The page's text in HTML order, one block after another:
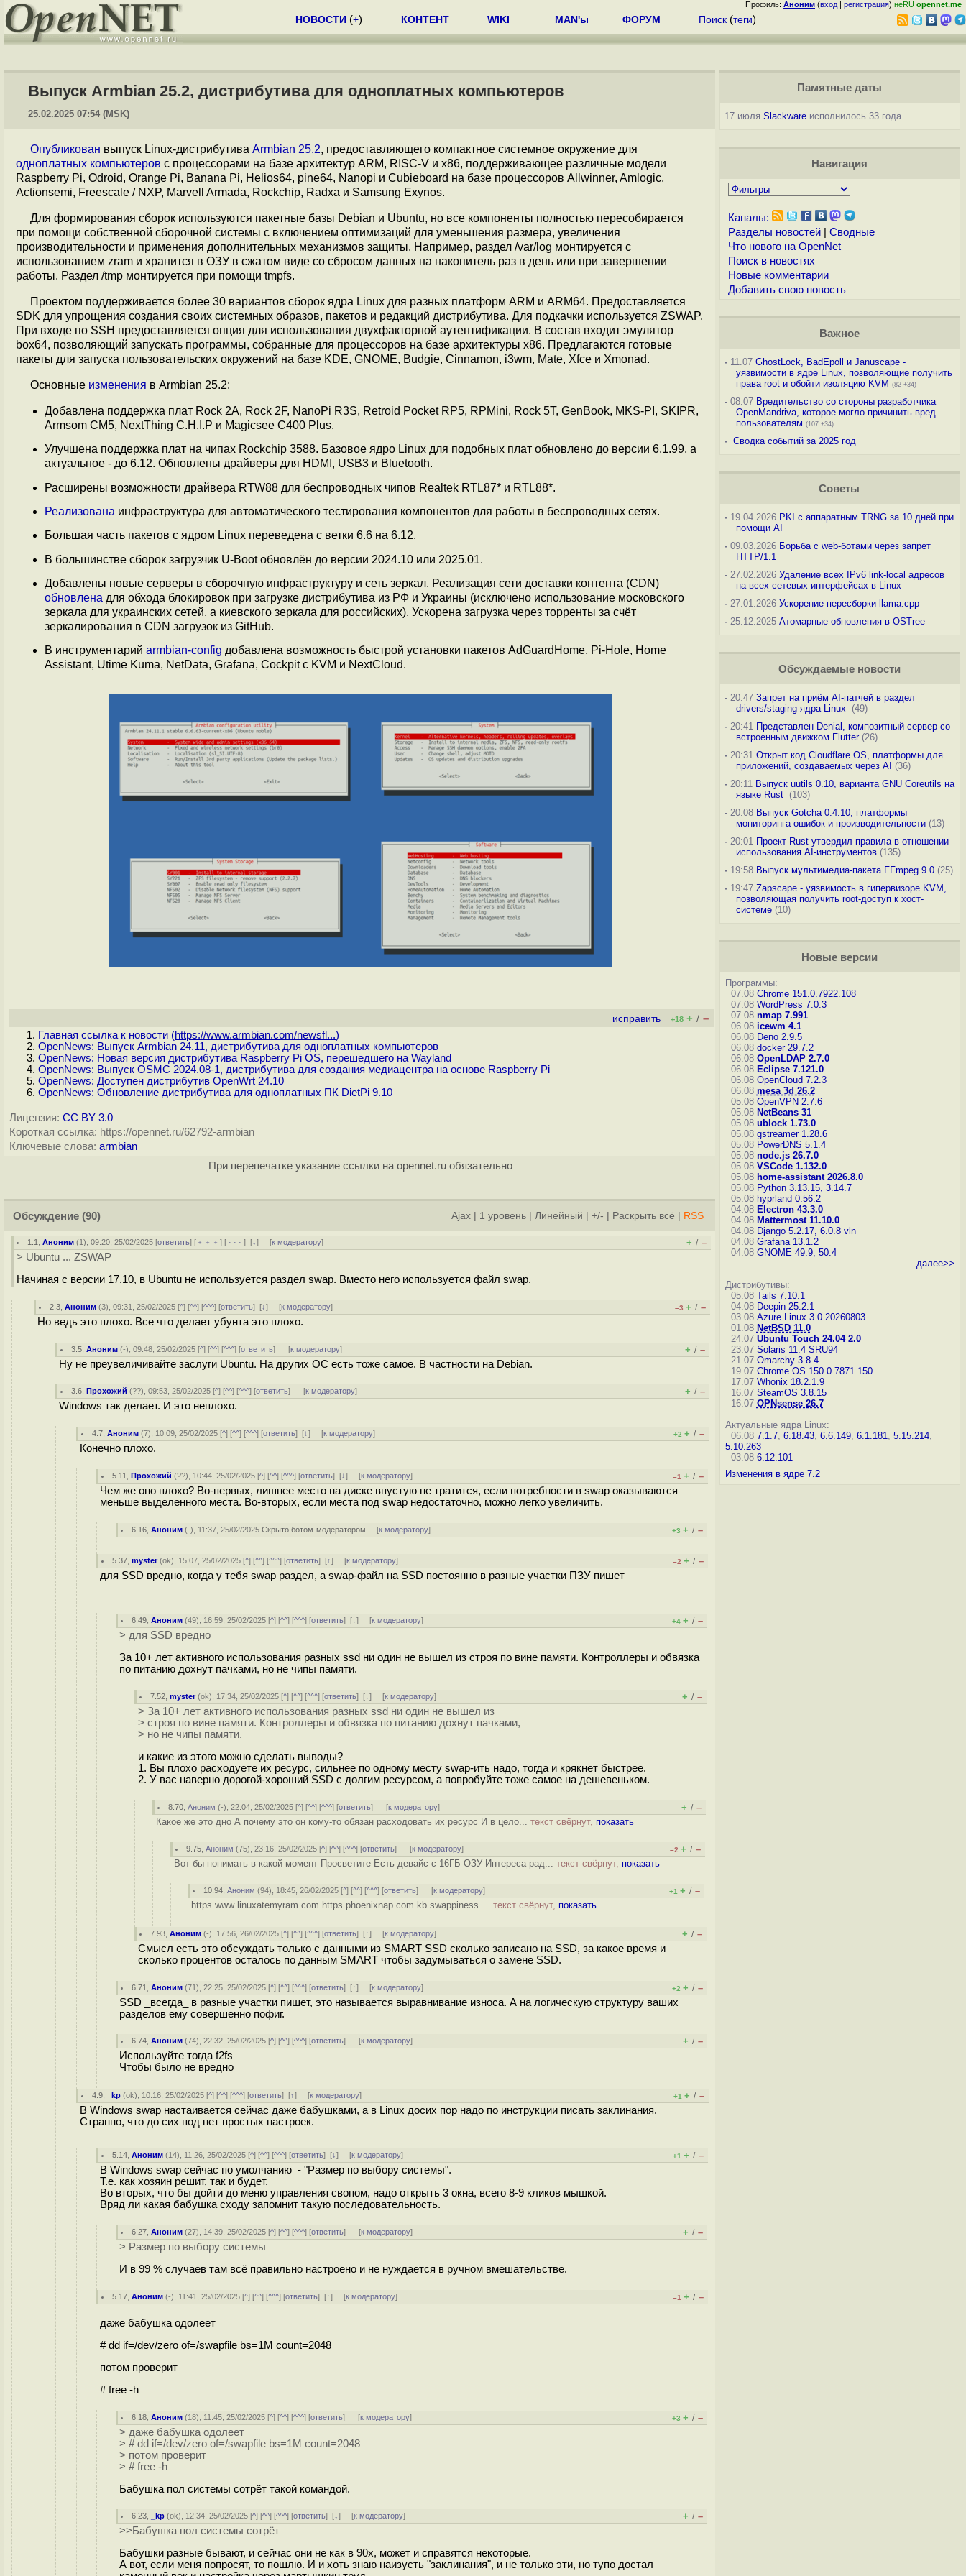
Профиль: Аноним (вход | регистрация) неRU opennet.me
НОВОСТИ (+) КОНТЕНТ WIKI MAN'ы ФОРУМ Поиск (теги)
Выпуск Armbian 25.2, дистрибутива для одноплатных компьютеров
25.02.2025 07:54 (MSK)
Опубликован выпуск Linux-дистрибутива Armbian 25.2, предоставляющего компактное системное окружение для
одноплатных компьютеров с процессорами на базе архитектур ARM, RISC-V и x86, поддерживающее различные модели
Raspberry Pi, Odroid, Orange Pi, Banana Pi, Helios64, pine64, Nanopi и Cubieboard на базе процессоров Allwinner, Amlogic,
Actionsemi, Freescale / NXP, Marvell Armada, Rockchip, Radxa и Samsung Exynos.
Для формирования сборок используются пакетные базы Debian и Ubuntu, но все компоненты полностью пересобирается
при помощи собственной сборочной системы с включением оптимизаций для уменьшения размера, увеличения
производительности и применения дополнительных механизмов защиты. Например, раздел /var/log монтируется с
использованием zram и хранится в ОЗУ в сжатом виде со сбросом данных на накопитель раз в день или при завершении
работы. Раздел /tmp монтируется при помощи tmpfs.
Проектом поддерживается более 30 вариантов сборок ядра Linux для разных платформ ARM и ARM64. Предоставляется
SDK для упрощения создания своих системных образов, пакетов и редакций дистрибутива. Для подкачки используется ZSWAP.
При входе по SSH предоставляется опция для использования двухфакторной аутентификации. В состав входит эмулятор
box64, позволяющий запускать программы, собранные для процессоров на базе архитектуры x86. Предлагаются готовые
пакеты для запуска пользовательских окружений на базе KDE, GNOME, Budgie, Cinnamon, i3wm, Mate, Xfce и Xmonad.
Основные изменения в Armbian 25.2:
Добавлена поддержка плат Rock 2A, Rock 2F, NanoPi R3S, Retroid Pocket RP5, RPMini, Rock 5T, GenBook, MKS-PI, SKIPR,
Armsom CM5, NextThing C.H.I.P и Magicsee C400 Plus.
Улучшена поддержка плат на чипах Rockchip 3588. Базовое ядро Linux для подобных плат обновлено до версии 6.1.99, а
актуальное - до 6.12. Обновлены драйверы для HDMI, USB3 и Bluetooth.
Расширены возможности драйвера RTW88 для беспроводных чипов Realtek RTL87* и RTL88*.
Реализована инфраструктура для автоматического тестирования компонентов для работы в беспроводных сетях.
Большая часть пакетов с ядром Linux переведена c ветки 6.6 на 6.12.
В большинстве сборок загрузчик U-Boot обновлён до версии 2024.10 или 2025.01.
Добавлены новые серверы в сборочную инфраструктуру и сеть зеркал. Реализация сети доставки контента (CDN)
обновлена для обхода блокировок при загрузке дистрибутива из РФ и Украины (исключено использование московского
зеркала для украинских сетей, а киевского зеркала для российских). Ускорена загрузка через торренты за счёт
зеркалирования в CDN загрузок из GitHub.
В инструментарий armbian-config добавлена возможность быстрой установки пакетов AdGuardHome, Pi-Hole, Home
Assistant, Utime Kuma, NetData, Grafana, Cockpit с KVM и NextCloud.
исправить +18 + / –
Главная ссылка к новости (https://www.armbian.com/newsfl...)
OpenNews: Выпуск Armbian 24.11, дистрибутива для одноплатных компьютеров
OpenNews: Новая версия дистрибутива Raspberry Pi OS, перешедшего на Wayland
OpenNews: Выпуск OSMC 2024.08-1, дистрибутива для создания медиацентра на основе Raspberry Pi
OpenNews: Доступен дистрибутив OpenWrt 24.10
OpenNews: Обновление дистрибутива для одноплатных ПК DietPi 9.10
Лицензия: CC BY 3.0
Короткая ссылка: https://opennet.ru/62792-armbian
Ключевые слова: armbian
При перепечатке указание ссылки на opennet.ru обязательно
Обсуждение (90) Ajax 1 уровень Линейный +/- Раскрыть всё RSS
1.1 ,Аноним (1), 09:20, 25/02/2025 [ответить] [ ﹢﹢﹢] [ · · ·][↓] [к модератору] + / –
> Ubuntu ... ZSWAP
Начиная с версии 17.10, в Ubuntu не используется раздел swap. Вместо него используется файл swap.
2.3 ,Аноним (3), 09:31, 25/02/2025 [^] [^^] [^^^] [ответить][↓] [к модератору] –3 + / –
Но ведь это плохо. Все что делает убунта это плохо.
3.5 ,Аноним (-), 09:48, 25/02/2025 [^] [^^] [^^^] [ответить] [к модератору] + / –
Ну не преувеличивайте заслуги Ubuntu. На других ОС есть тоже самое. В частности на Debian.
3.6 ,Прохожий (??), 09:53, 25/02/2025 [^] [^^] [^^^] [ответить] [к модератору] + / –
Windows так делает. И это неплохо.
4.7 ,Аноним (7), 10:09, 25/02/2025 [^] [^^] [^^^] [ответить][↓] [к модератору] +2 + / –
Конечно плохо.
5.11 ,Прохожий (??), 10:44, 25/02/2025 [^] [^^] [^^^] [ответить][↓] [к модератору] –1 + / –
Чем же оно плохо? Во-первых, лишнее место на диске впустую не тратится, если потребности в swap оказываются
меньше выделенного места. Во-вторых, если места под swap недостаточно, можно легко увеличить.
6.16 ,Аноним (-), 11:37, 25/02/2025Скрыто ботом-модератором [к модератору] +3 + / –
5.37 ,myster(ok), 15:07, 25/02/2025 [^] [^^] [^^^] [ответить][↑] [к модератору] –2 + / –
для SSD вредно, когда у тебя swap раздел, а swap-файл на SSD постоянно в разные участки ПЗУ пишет
6.49 ,Аноним (49), 16:59, 25/02/2025 [^] [^^] [^^^] [ответить][↓] [к модератору] +4 + / –
> для SSD вредно
За 10+ лет активного использования разных ssd ни один не вышел из строя по вине памяти. Контроллеры и обвязка
по питанию дохнут пачками, но не чипы памяти.
7.52 ,myster(ok), 17:34, 25/02/2025 [^] [^^] [^^^] [ответить][↓] [к модератору] + / –
> За 10+ лет активного использования разных ssd ни один не вышел из
> строя по вине памяти. Контроллеры и обвязка по питанию дохнут пачками,
> но не чипы памяти.
и какие из этого можно сделать выводы?
1. Вы плохо расходуете их ресурс, сильнее по одному месту swap-ить надо, тогда и крякнет быстрее.
2. У вас наверно дорогой-хороший SSD с долгим ресурсом, а попробуйте тоже самое на дешевеньком.
8.70 ,Аноним (-), 22:04, 25/02/2025 [^] [^^] [^^^] [ответить] [к модератору] + / –
Какое же это дно А почему это он кому-то обязан расходовать их ресурс И в цело... текст свёрнут, показать
9.75 ,Аноним (75), 23:16, 25/02/2025 [^] [^^] [^^^] [ответить] [к модератору] –2 + / –
Вот бы понимать в какой момент Просветите Есть девайс с 16ГБ ОЗУ Интереса рад... текст свёрнут, показать
10.94 ,Аноним (94), 18:45, 26/02/2025 [^] [^^] [^^^] [ответить] [к модератору] +1 + / –
https www linuxatemyram com https phoenixnap com kb swappiness ... текст свёрнут, показать
7.93 ,Аноним (-), 17:56, 26/02/2025 [^] [^^] [^^^] [ответить][↑] [к модератору] + / –
Смысл есть это обсуждать только с данными из SMART SSD сколько записано на SSD, за какое время и
сколько процентов осталось по данным SMART чтобы задумываться о замене SSD.
6.71 ,Аноним (71), 22:25, 25/02/2025 [^] [^^] [^^^] [ответить][↑] [к модератору] +2 + / –
SSD _всегда_ в разные участки пишет, это называется выравнивание износа. А на логическую структуру ваших
разделов ему совершенно пофиг.
6.74 ,Аноним (74), 22:32, 25/02/2025 [^] [^^] [^^^] [ответить] [к модератору] + / –
Используйте тогда f2fs
Чтобы было не вредно
4.9 _kp (ok), 10:16, 25/02/2025 [^] [^^] [^^^] [ответить][↑] [к модератору] +1 + / –
В Windows swap настаивается сейчас даже бабушками, а в Linux досих пор надо по инструкции писать заклинания.
Странно, что до сих под нет простых настроек.
5.14 ,Аноним (14), 11:26, 25/02/2025 [^] [^^] [^^^] [ответить][↓] [к модератору] +1 + / –
В Windows swap сейчас по умолчанию - "Размер по выбору системы".
Т.е. как хозяин решит, так и будет.
Во вторых, что бы дойти до меню управления свопом, надо открыть 3 окна, всего 8-9 кликов мышкой.
Вряд ли какая бабушка сходу запомнит такую последовательность.
6.27 ,Аноним (27), 14:39, 25/02/2025 [^] [^^] [^^^] [ответить] [к модератору] + / –
> Размер по выбору системы
И в 99 % случаев там всё правильно настроено и не нуждается в ручном вмешательстве.
5.17 ,Аноним (-), 11:41, 25/02/2025 [^] [^^] [^^^] [ответить][↑] [к модератору] –1 + / –
даже бабушка одолеет
# dd if=/dev/zero of=/swapfile bs=1M count=2048
потом проверит
# free -h
6.18 ,Аноним (18), 11:45, 25/02/2025 [^] [^^] [^^^] [ответить] [к модератору] +3 + / –
> даже бабушка одолеет
> # dd if=/dev/zero of=/swapfile bs=1M count=2048
> потом проверит
> # free -h
Бабушка пол системы сотрёт такой командой.
6.23 _kp (ok), 12:34, 25/02/2025 [^] [^^] [^^^] [ответить][↓] [к модератору] + / –
>>Бабушка пол системы сотрёт
Бабушки разные бывают, и сейчас они не как в 90х, может и справятся некоторые.
А вот, если меня попросят, то пошлю. И и хоть знаю наизусть "заклинания", и не только эти, но тупо достал
Памятные даты
17 июля Slackwareисполнилось 33 года
Навигация
Каналы:
Разделы новостей| Сводные
Что нового на OpenNet
Поиск в новостях
Новые комментарии
Добавить свою новость
Важное
-11.07 GhostLock, BadEpoll и Januscape -
уязвимости в ядре Linux, позволяющие получить
права root и обойти изоляцию KVM (82 +34)
-08.07 Вредительство со стороны разработчика
OpenMandriva, которое могло причинить вред
пользователям (107 +34)
- Сводка событий за 2025 год
Советы
-19.04.2026 PKI с аппаратным TRNG за 10 дней при
помощи AI
-09.03.2026 Борьба с web-ботами через запрет
HTTP/1.1
-27.02.2026 Удаление всех IPv6 link-local адресов
на всех сетевых интерфейсах в Linux
-27.01.2026 Ускорение пересборки llama.cpp
-25.12.2025 Атомарные обновления в OSTree
Обсуждаемые новости
-20:47 Запрет на приём AI-патчей в раздел
drivers/staging ядра Linux
(49)
-20:41 Представлен Denial, композитный сервер со
встроенным движком Flutter(26)
-20:31 Открыт код Cloudflare OS, платформы для
приложений, создаваемых через AI (36)
-20:11 Выпуск uutils 0.10, варианта GNU Coreutils на
языке Rust (103)
-20:08 Выпуск Gotcha 0.4.10, платформы
мониторинга ошибок и производительности(13)
-20:01 Проект Rust утвердил правила в отношении
использования AI-инструментов(135)
-19:58 Выпуск мультимедиа-пакета FFmpeg 9.0(25)
-19:47 Zapscape - уязвимость в гипервизоре KVM,
позволяющая получить root-доступ к хост-
системе(10)
Новые версии
Программы:
07.08 Chrome 151.0.7922.108
07.08 WordPress 7.0.3
07.08 nmap 7.991
06.08 icewm 4.1
06.08 Deno 2.9.5
06.08 docker 29.7.2
06.08 OpenLDAP 2.7.0
06.08 Eclipse 7.121.0
06.08 OpenCloud 7.2.3
06.08 mesa 3d 26.2
05.08 OpenVPN 2.7.6
05.08 NetBeans 31
05.08 ublock 1.73.0
05.08 gstreamer 1.28.6
05.08 PowerDNS 5.1.4
05.08 node.js 26.7.0
05.08 VSCode 1.132.0
05.08 home-assistant 2026.8.0
05.08 Python 3.13.15, 3.14.7
05.08 hyprland 0.56.2
04.08 Electron 43.3.0
04.08 Mattermost 11.10.0
04.08 Django 5.2.17, 6.0.8 vln
04.08 Grafana 13.1.2
04.08 GNOME 49.9, 50.4
далее>>
Дистрибутивы:
05.08 Tails 7.10.1
04.08 Deepin 25.2.1
03.08 Azure Linux 3.0.20260803
01.08 NetBSD 11.0
24.07 Ubuntu Touch 24.04 2.0
23.07 Solaris 11.4 SRU94
21.07 Omarchy 3.8.4
19.07 Chrome OS 150.0.7871.150
17.07 Whonix 18.2.1.9
16.07 SteamOS 3.8.15
16.07 OPNsense 26.7
Актуальные ядра Linux:
06.08 7.1.7, 6.18.43, 6.6.149, 6.1.181, 5.15.214,
5.10.263
03.08 6.12.101
Изменения в ядре 7.2